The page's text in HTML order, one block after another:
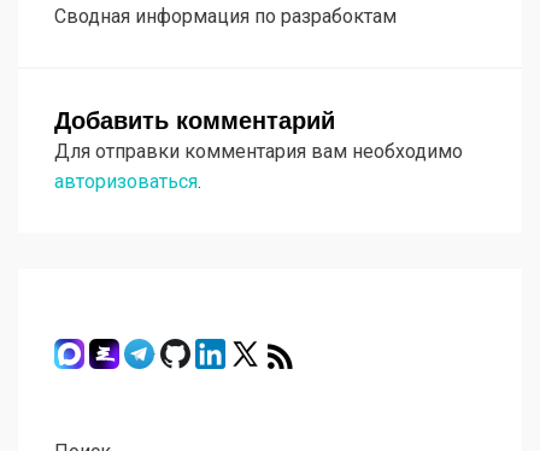
Сводная информация по разрабоктам
Добавить комментарий
Для отправки комментария вам необходимо
авторизоваться.